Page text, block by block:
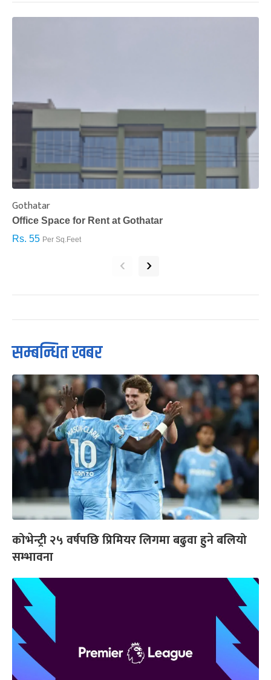
Gothatar
Office Space for Rent at Gothatar
Rs. 55 Per Sq.Feet
‹ ›
सम्बन्धित खबर
कोभेन्ट्री २५ वर्षपछि प्रिमियर लिगमा बढुवा हुने बलियो
सम्भावना